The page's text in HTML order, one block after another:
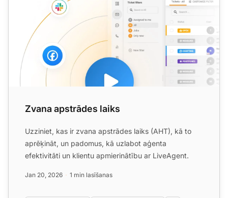
Zvana apstrādes laiks
Uzziniet, kas ir zvana apstrādes laiks (AHT), kā to
aprēķināt, un padomus, kā uzlabot aģenta
efektivitāti un klientu apmierinātību ar LiveAgent.
Jan 20, 2026 1 min lasīšanas